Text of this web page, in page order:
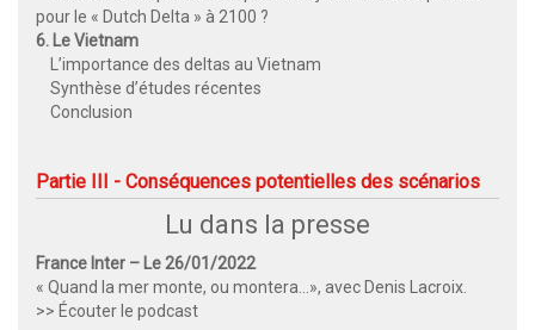
pour le « Dutch Delta » à 2100 ?
6. Le Vietnam
L’importance des deltas au Vietnam
Synthèse d’études récentes
Conclusion
Partie III - Conséquences potentielles des scénarios
Lu dans la presse
France Inter – Le 26/01/2022
« Quand la mer monte, ou montera…», avec Denis Lacroix.
>> Écouter le podcast